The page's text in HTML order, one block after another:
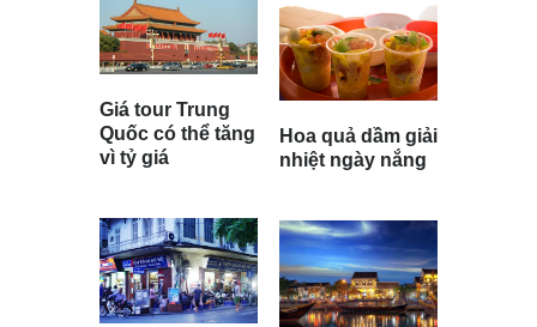
Giá tour Trung
Quốc có thể tăng
vì tỷ giá
Hoa quả dầm giải
nhiệt ngày nắng